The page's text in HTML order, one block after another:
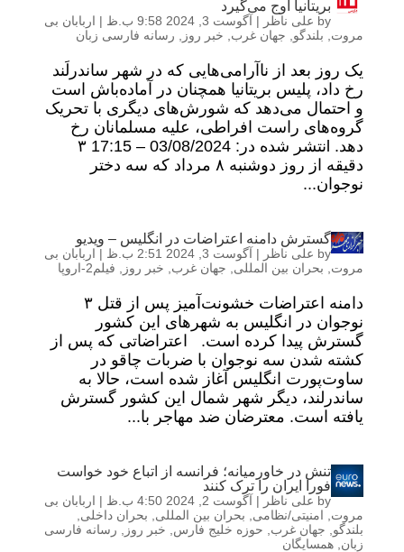
بریتانیا اوج می‌گیرد
by علی ناظر | آگوست 3, 2024 9:58 ب.ظ | اربابان بی
مروت
بلندگو جهان غرب خبر روز رسانه فارسی زبان
یک روز بعد از ناآرامی‌هایی که در شهر ساندرلَند
رخ داد، پلیس بریتانیا همچنان در آماده‌باش است
و احتمال می‌دهد که شورش‌های دیگری با تحریک
گروه‌های راست افراطی، علیه مسلمانان رخ
دهد. lنتشر شده در: 03/08/2024 – 17:15 ۳
دقیقه از روز دوشنبه ٨ مرداد که سه دختر
نوجوان...
گسترش دامنه اعتراضات در انگلیس – ویدیو
by علی ناظر | آگوست 3, 2024 2:51 ب.ظ | اربابان بی
مروت
بحران بین المللی جهان غرب خبر روز فیلم2-اروپا
دامنه اعتراضات خشونت‌آمیز پس از قتل ۳
نوجوان در انگلیس به شهر‌های این کشور
گسترش پیدا کرده است. اعتراضاتی که پس از
کشته شدن سه نوجوان با ضربات چاقو در
ساوت‌پورت انگلیس آغاز شده است، حالا به
ساندرلند، دیگر شهر شمال این کشور گسترش
یافته است. معترضان ضد مهاجر با...
تنش در خاورمیانه؛ فرانسه از اتباع خود خواست
فورا ایران را ترک کنند
by علی ناظر | آگوست 2, 2024 4:50 ب.ظ | اربابان بی
مروت
امنیتی/نظامی بحران بین المللی بحران داخلی
بلندگو
جهان غرب حوزه خلیج فارس خبر روز
رسانه فارسی
زبان همسایگان